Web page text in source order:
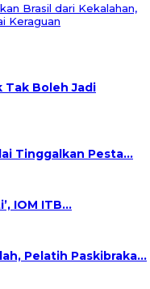
Brasil dari Kekalahan,
Keraguan
Tak Boleh Jadi
Tinggalkan Pesta…
IOM ITB…
Pelatih Paskibraka…